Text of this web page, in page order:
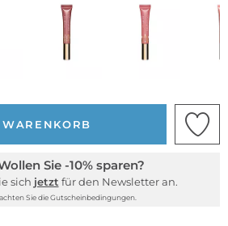
Sie -10% sparen?
sich jetzt für den Newsletter an.
Sie die Gutscheinbedingungen.